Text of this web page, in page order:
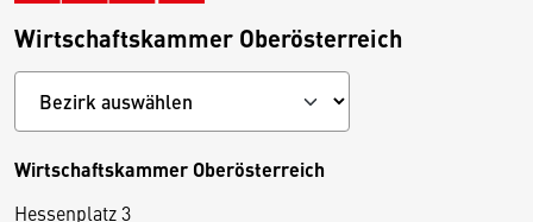
Wirtschaftskammer Oberösterreich
Wirtschaftskammer Oberösterreich
Hessenplatz 3